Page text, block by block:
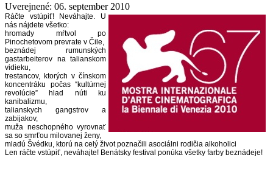
Uverejnené: 06. september 2010
Ráčte vstúpiť! Neváhajte. U
nás nájdete všetko:
hromady mŕtvol po
Pinochetovom prevrate v Čile,
beznádej rumunských
gastarbeiterov na talianskom
vidieku,
trestancov, ktorých v čínskom
koncentráku počas “kultúrnej
revolúcie” hlad núti ku
kanibalizmu,
talianskych gangstrov a
zabijakov,
muža neschopného vyrovnať
sa so smrťou milovanej ženy,
mladú Švédku, ktorú na celý život poznačili asociálni rodičia alkoholici
Len ráčte vstúpiť, neváhajte! Benátsky festival ponúka všetky farby beznádeje!